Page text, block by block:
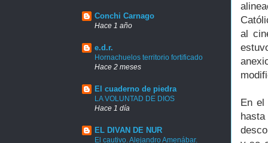
al
En
Conchi Carnago
Hace 1 año
e.d.r.
Hornachuelos territorio fortificado
Hace 2 meses
El cuaderno de piedra
LA VOLUNTAD DE DIOS
Hace 1 día
EL DIVAN DE NUR
El cautivo. Alejandro Amenábar.